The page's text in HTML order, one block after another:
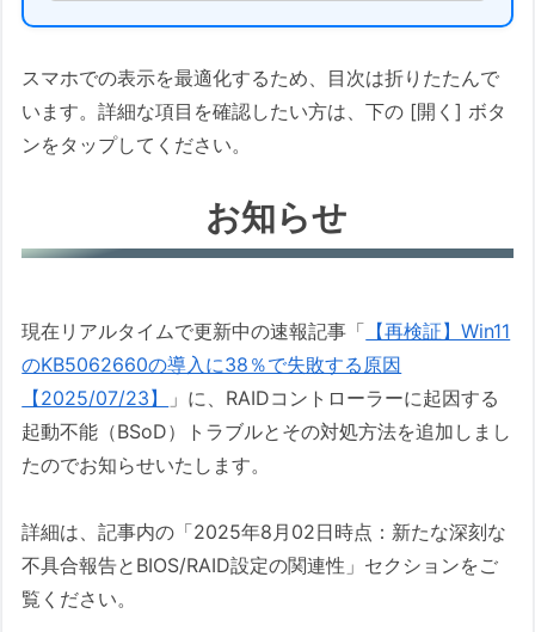
スマホでの表示を最適化するため、目次は折りたたんで
います。詳細な項目を確認したい方は、下の [開く] ボタ
ンをタップしてください。
お知らせ
現在リアルタイムで更新中の速報記事「 【再検証】Win11
のKB5062660の導入に38％で失敗する原因
【2025/07/23】
」に、RAIDコントローラーに起因する
起動不能（BSoD）トラブルとその対処方法を追加しまし
たのでお知らせいたします。
詳細は、記事内の「2025年8月02日時点：新たな深刻な
不具合報告とBIOS/RAID設定の関連性」セクションをご
覧ください。